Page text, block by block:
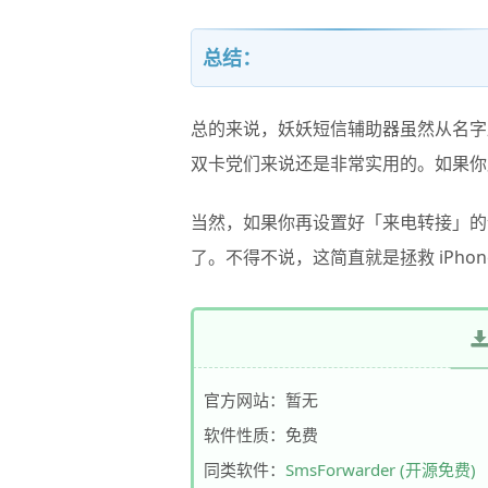
总结：
总的来说，妖妖短信辅助器虽然从名
双卡党们来说还是非常实用的。如果
当然，如果你再设置好「来电转接」
了。不得不说，这简直就是拯救
官方网站：暂无
软件性质：免费
同类软件： SmsForwarder (开源免费)